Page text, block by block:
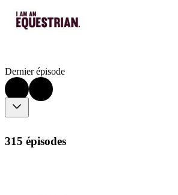
Dernier épisode
315 épisodes